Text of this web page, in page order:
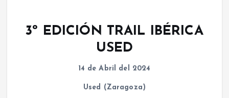
3º EDICIÓN TRAIL IBÉRICA
USED
14 de Abril del 2024
Used (Zaragoza)